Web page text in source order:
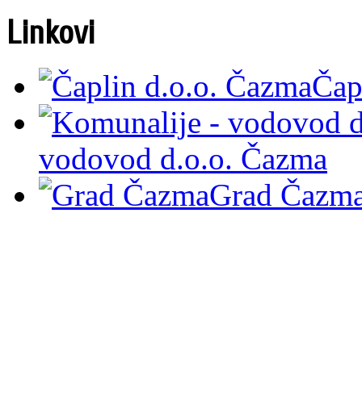
Linkovi
vodovod d.o.o. Čazma
Grad